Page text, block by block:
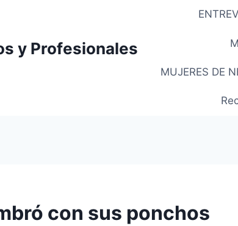
y Profesionales
MUJERES DE
con sus ponchos